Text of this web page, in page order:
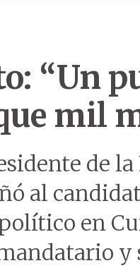
“Un
mil
de
al
en
y